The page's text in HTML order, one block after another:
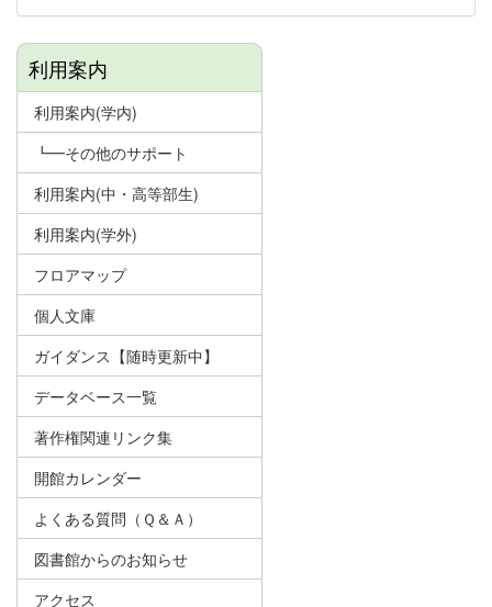
利用案内
利用案内(学内)
┗━その他のサポート
利用案内(中・高等部生)
利用案内(学外)
フロアマップ
個人文庫
ガイダンス【随時更新中】
データベース一覧
著作権関連リンク集
開館カレンダー
よくある質問（Ｑ＆Ａ）
図書館からのお知らせ
アクセス